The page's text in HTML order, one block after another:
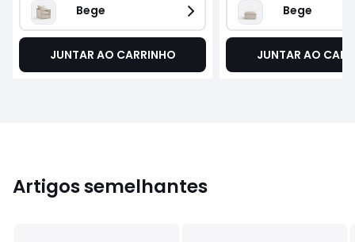
Bege
JUNTAR AO CARRINHO
Bege
JUNTAR AO
Artigos semelhantes